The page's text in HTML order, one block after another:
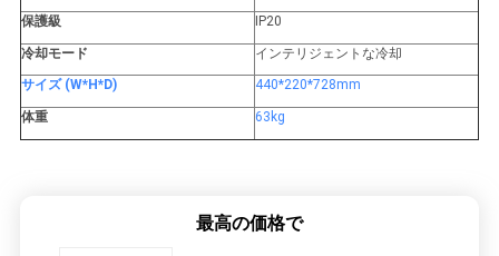
保護級
IP20
冷却モード
インテリジェントな冷却
サイズ (W*H*D)
440*220*728mm
体重 63kg
最高の価格で